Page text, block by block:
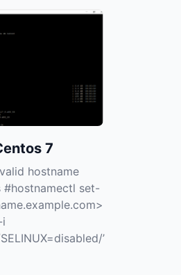
7
hostname
#hostnamectl set-
i
’